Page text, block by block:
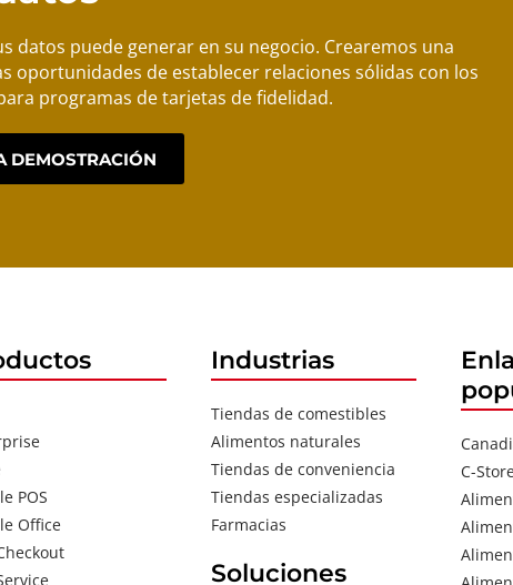
datos puede generar en su negocio. Crearemos una
oportunidades de establecer relaciones sólidas con los
programas de tarjetas de fidelidad.
DEMOSTRACIÓN
POS
Office
Industrias
Tiendas de comestibles
Alimentos naturales
Tiendas de conveniencia
Tiendas especializadas
Farmacias
Soluciones
C-